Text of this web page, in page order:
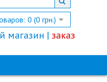
0 (0 грн.)
магазин | заказ